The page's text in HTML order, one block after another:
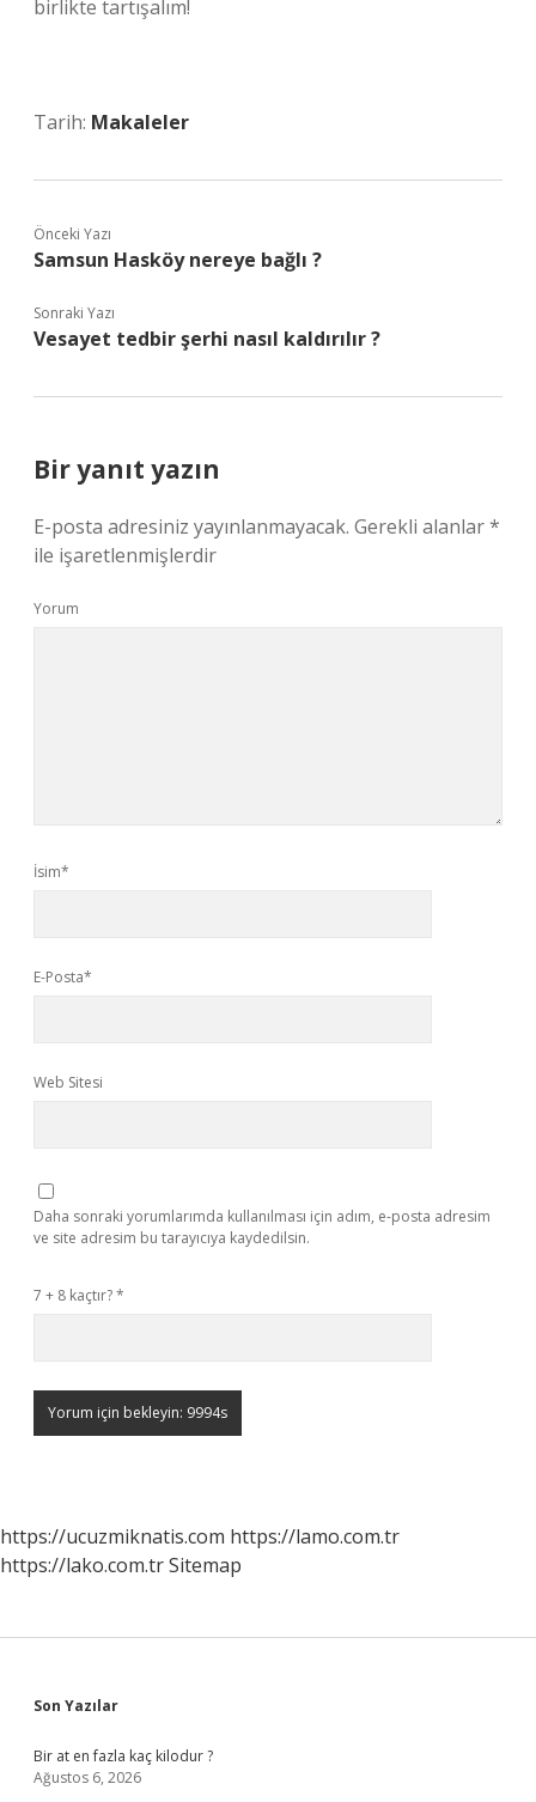
birlikte tartışalım!
Tarih: Makaleler
Önceki Yazı
Samsun Hasköy nereye bağlı ?
Sonraki Yazı
Vesayet tedbir şerhi nasıl kaldırılır ?
Bir yanıt yazın
E-posta adresiniz yayınlanmayacak. Gerekli alanlar*
ile işaretlenmişlerdir
Yorum
İsim*
E-Posta*
Web Sitesi
Daha sonraki yorumlarımda kullanılması için adım, e-posta adresim
ve site adresim bu tarayıcıya kaydedilsin.
7 + 8 kaçtır?*
https://ucuzmiknatis.com https://lamo.com.tr
https://lako.com.trSitemap
Sidebar
Son Yazılar
Bir at en fazla kaç kilodur ?
Ağustos 6, 2026